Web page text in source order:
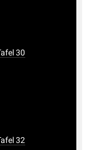
30
32